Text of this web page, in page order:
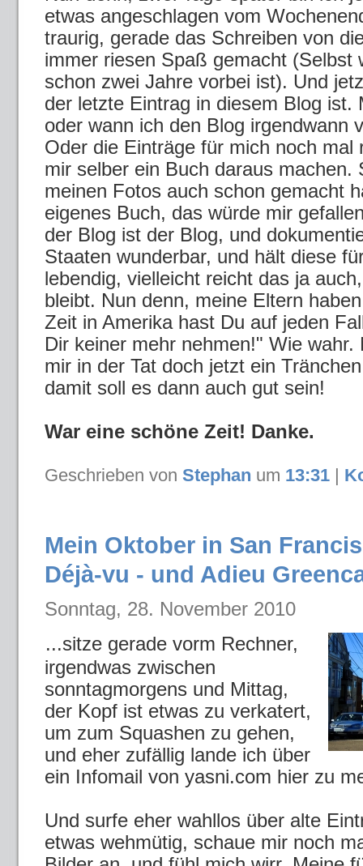
etwas angeschlagen vom
traurig, gerade das Schreiben von
immer riesen Spaß gemacht (Selbst
schon zwei Jahre vorbei ist). Und
der letzte Eintrag in diesem Blog ist.
oder wann ich den Blog irgendwann
Oder die Einträge für mich noch mal
mir selber ein Buch daraus machen.
meinen Fotos auch schon gemacht
eigenes Buch, das würde mir
der Blog ist der Blog, und
Staaten wunderbar, und hält diese
lebendig, vielleicht reicht das ja
bleibt. Nun denn, meine Eltern
Zeit in Amerika hast Du auf jeden
Dir keiner mehr nehmen!" Wie wahr.
mir in der Tat doch jetzt ein
damit soll es dann auch gut sein!
War eine schöne Zeit! Danke.
Geschrieben von Stephan um 13:31
Mein Oktober in San
Déjà-vu - und Adieu
Sonntag, 28. November 2010
...sitze gerade vorm Rechner,
irgendwas zwischen
sonntagmorgens und Mittag,
der Kopf ist etwas zu verkatert,
um zum Squashen zu gehen,
und eher zufällig lande ich über
ein Infomail von yasni.com hier zu
Und surfe eher wahllos über alte
etwas wehmütig, schaue mir noch